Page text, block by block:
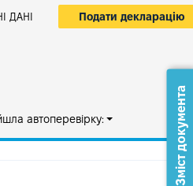
ДАНІ Подати декларацію
автоперевірку: Зміст документа